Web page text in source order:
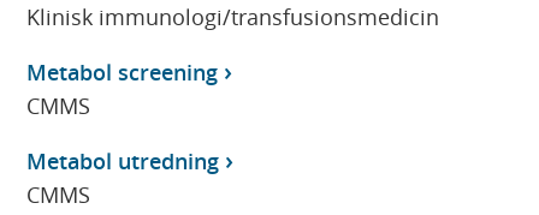
Klinisk immunologi/transfusionsmedicin
Metabol screening
CMMS
Metabol utredning
CMMS